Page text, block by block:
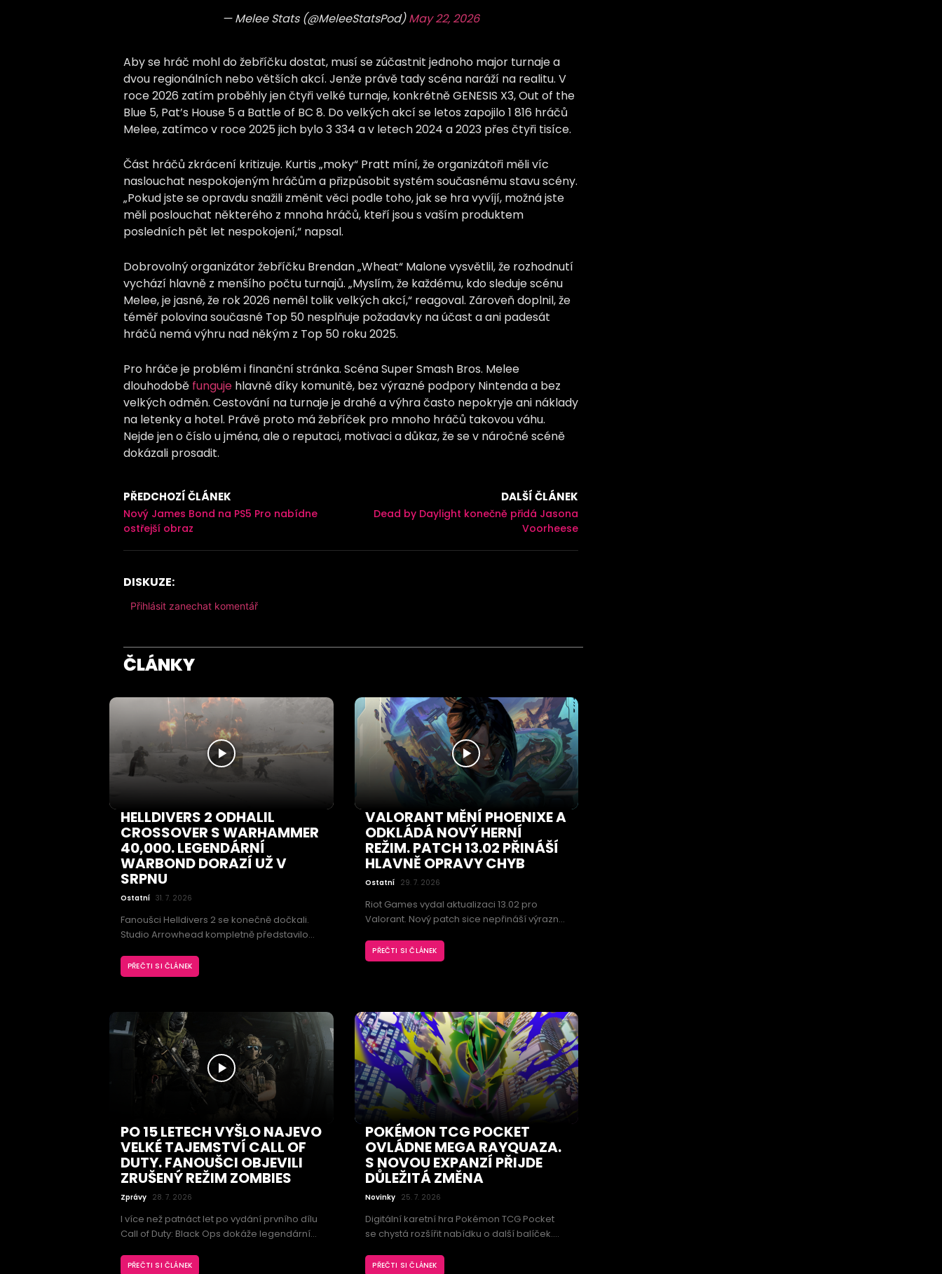
— Melee Stats (@MeleeStatsPod)May 22, 2026
Aby se hráč mohl do žebříčku dostat, musí se zúčastnit jednoho major turnaje a
dvou regionálních nebo větších akcí. Jenže právě tady scéna naráží na realitu. V
roce 2026 zatím proběhly jen čtyři velké turnaje, konkrétně GENESIS X3, Out of the
Blue 5, Pat’s House 5 a Battle of BC 8. Do velkých akcí se letos zapojilo 1 816 hráčů
Melee, zatímco v roce 2025 jich bylo 3 334 a v letech 2024 a 2023 přes čtyři tisíce.
Část hráčů zkrácení kritizuje. Kurtis „moky“ Pratt míní, že organizátoři měli víc
naslouchat nespokojeným hráčům a přizpůsobit systém současnému stavu scény.
„Pokud jste se opravdu snažili změnit věci podle toho, jak se hra vyvíjí, možná jste
měli poslouchat některého z mnoha hráčů, kteří jsou s vaším produktem
posledních pět let nespokojení,“ napsal.
Dobrovolný organizátor žebříčku Brendan „Wheat“ Malone vysvětlil, že rozhodnutí
vychází hlavně z menšího počtu turnajů. „Myslím, že každému, kdo sleduje scénu
Melee, je jasné, že rok 2026 neměl tolik velkých akcí,“ reagoval. Zároveň doplnil, že
téměř polovina současné Top 50 nesplňuje požadavky na účast a ani padesát
hráčů nemá výhru nad někým z Top 50 roku 2025.
Pro hráče je problém i finanční stránka. Scéna Super Smash Bros. Melee
dlouhodobě funguje hlavně díky komunitě, bez výrazné podpory Nintenda a bez
velkých odměn. Cestování na turnaje je drahé a výhra často nepokryje ani náklady
na letenky a hotel. Právě proto má žebříček pro mnoho hráčů takovou váhu.
Nejde jen o číslo u jména, ale o reputaci, motivaci a důkaz, že se v náročné scéně
dokázali prosadit.
PŘEDCHOZÍ ČLÁNEK
Nový James Bond na PS5 Pro nabídne
ostřejší obraz
DALŠÍ ČLÁNEK
Dead by Daylight konečně přidá Jasona
Voorheese
DISKUZE:
Přihlásit zanechat komentář
ČLÁNKY
HELLDIVERS 2 ODHALIL
CROSSOVER S WARHAMMER
40,000. LEGENDÁRNÍ
WARBOND DORAZÍ UŽ V
SRPNU
Ostatní 31. 7. 2026
Fanoušci Helldivers 2 se konečně dočkali.
Studio Arrowhead kompletně představilo
Warhammer 40,000, který přinese nový
Legendary Warbond nazvaný Castellan's
stratagem inspirovaný elitními jednotkami
Cadian Kasrkin.
PŘEČTI SI ČLÁNEK
VALORANT MĚNÍ PHOENIXE A
ODKLÁDÁ NOVÝ HERNÍ
REŽIM. PATCH 13.02 PŘINÁŠÍ
HLAVNĚ OPRAVY CHYB
Ostatní 29. 7. 2026
Riot Games vydal aktualizaci 13.02 pro
Valorant. Nový patch sice nepřináší výrazné
důležitou úpravu oblíbeného agenta
Phoenixe. Fanoušky navíc zklamalo
PŘEČTI SI ČLÁNEK
PO 15 LETECH VYŠLO NAJEVO
VELKÉ TAJEMSTVÍ CALL OF
DUTY. FANOUŠCI OBJEVILI
ZRUŠENÝ REŽIM ZOMBIES
Zprávy 28. 7. 2026
I více než patnáct let po vydání prvního dílu
Call of Duty: Black Ops dokáže legendární
dosud neznámý herní režim Zombies, který
PŘEČTI SI ČLÁNEK
POKÉMON TCG POCKET
OVLÁDNE MEGA RAYQUAZA.
S NOVOU EXPANZÍ PŘIJDE
DŮLEŽITÁ ZMĚNA
Novinky 25. 7. 2026
Digitální karetní hra Pokémon TCG Pocket
se chystá rozšířit nabídku o další balíček.
Rayquaza, vedle nových karet však přinese
PŘEČTI SI ČLÁNEK